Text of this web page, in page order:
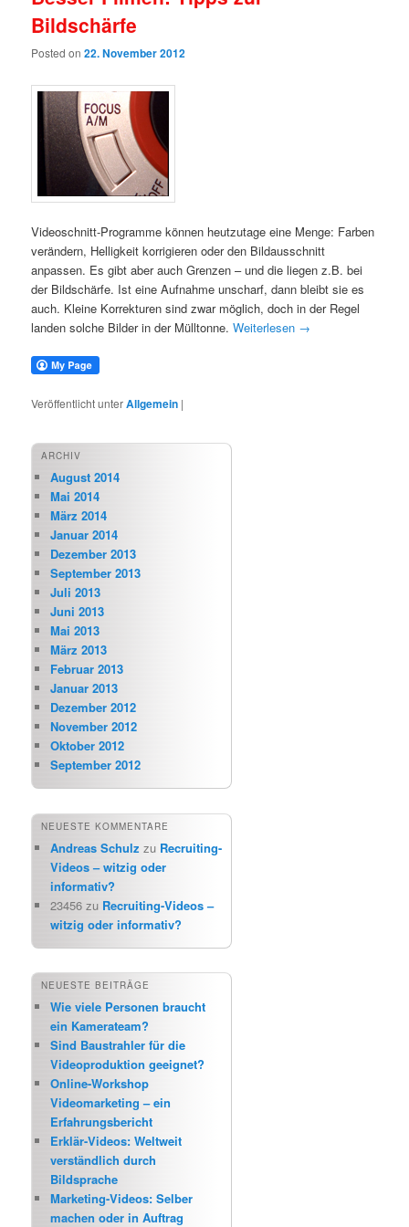
Bildschärfe
Posted on22. November 2012
Videoschnitt-Programme können heutzutage eine Menge: Farben
verändern, Helligkeit korrigieren oder den Bildausschnitt
anpassen. Es gibt aber auch Grenzen – und die liegen z.B. bei
der Bildschärfe. Ist eine Aufnahme unscharf, dann bleibt sie es
auch. Kleine Korrekturen sind zwar möglich, doch in der Regel
landen solche Bilder in der Mülltonne.Weiterlesen →
Veröffentlicht unterAllgemein |
ARCHIV
August 2014
Mai 2014
März 2014
Januar 2014
Dezember 2013
September 2013
Juli 2013
Juni 2013
Mai 2013
März 2013
Februar 2013
Januar 2013
Dezember 2012
November 2012
Oktober 2012
September 2012
NEUESTE KOMMENTARE
Andreas Schulz zu Recruiting-
Videos – witzig oder
informativ?
23456 zu Recruiting-Videos –
witzig oder informativ?
NEUESTE BEITRÄGE
Wie viele Personen braucht
ein Kamerateam?
Sind Baustrahler für die
Videoproduktion geeignet?
Online-Workshop
Videomarketing – ein
Erfahrungsbericht
Erklär-Videos: Weltweit
verständlich durch
Bildsprache
Marketing-Videos: Selber
machen oder in Auftrag